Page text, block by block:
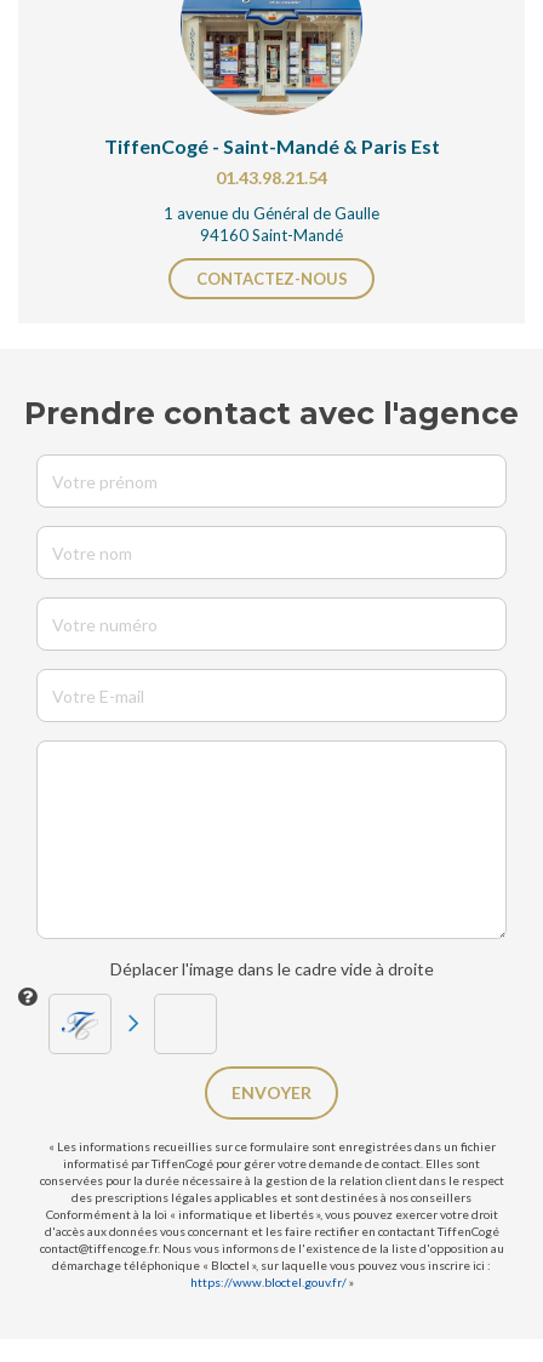
TiffenCogé - Saint-Mandé & Paris Est
01.43.98.21.54
1 avenue du Général de Gaulle
94160 Saint-Mandé
CONTACTEZ-NOUS
Prendre contact avec l'agence
Déplacer l'image dans le cadre vide à droite
ENVOYER
« Les informations recueillies sur ce formulaire sont enregistrées dans un fichier
informatisé par TiffenCogé pour gérer votre demande de contact. Elles sont
conservées pour la durée nécessaire à la gestion de la relation client dans le respect
des prescriptions légales applicables et sont destinées à nos conseillers
Conformément à la loi « informatique et libertés », vous pouvez exercer votre droit
d'accès aux données vous concernant et les faire rectifier en contactant TiffenCogé
contact@tiffencoge.fr. Nous vous informons de l'existence de la liste d'opposition au
démarchage téléphonique « Bloctel », sur laquelle vous pouvez vous inscrire ici :
https://www.bloctel.gouv.fr/»